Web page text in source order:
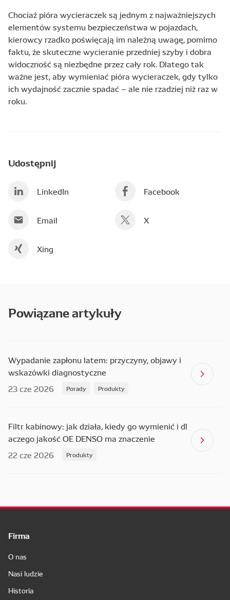
Chociaż pióra wycieraczek są jednym z najważniejszych
elementów systemu bezpieczeństwa w pojazdach,
kierowcy rzadko poświęcają im należną uwagę, pomimo
faktu, że skuteczne wycieranie przedniej szyby i dobra
widoczność są niezbędne przez cały rok. Dlatego tak
ważne jest, aby wymieniać pióra wycieraczek, gdy tylko
ich wydajność zacznie spadać – ale nie rzadziej niż raz w
roku.
Udostępnij
LinkedIn Facebook
Email X
Xing
Powiązane artykuły
Wypadanie zapłonu latem: przyczyny, objawy i
wskazówki diagnostyczne
23 cze 2026
Porady Produkty
Filtr kabinowy: jak działa, kiedy go wymienić i dl
aczego jakość OE DENSO ma znaczenie
22 cze 2026
Produkty
Firma
O nas
Nasi ludzie
Historia